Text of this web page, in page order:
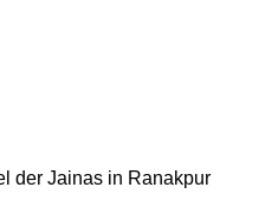
der Jainas in Ranakpur